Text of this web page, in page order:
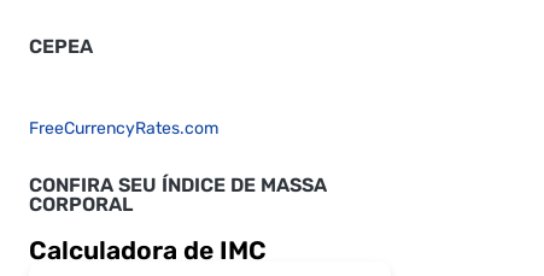
CEPEA
FreeCurrencyRates.com
CONFIRA SEU ÍNDICE DE MASSA
CORPORAL
Calculadora de IMC